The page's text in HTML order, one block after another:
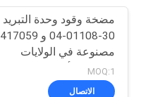
مضخة وقود وحدة التبريد
30-01108-04 و 417059
مصنوعة في الولايات
المتحدة الأمريكية استبدال
30-66840-00
MOQ:1
الاتصال